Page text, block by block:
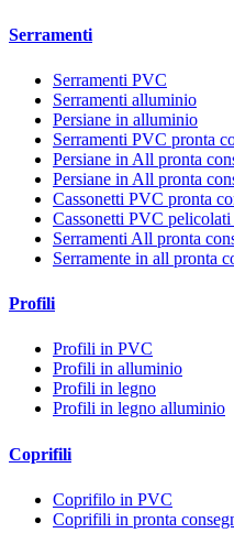
Serramenti
Serramenti PVC
Serramenti alluminio
Persiane in alluminio
Serramenti PVC pronta
Persiane in All pronta
Persiane in All pronta
Cassonetti PVC pronta
Cassonetti PVC pelicolati
Serramenti All pronta
Serramente in all pronta
Profili
Profili in PVC
Profili in alluminio
Profili in legno
Profili in legno alluminio
Coprifili
Coprifilo in PVC
Coprifili in pronta